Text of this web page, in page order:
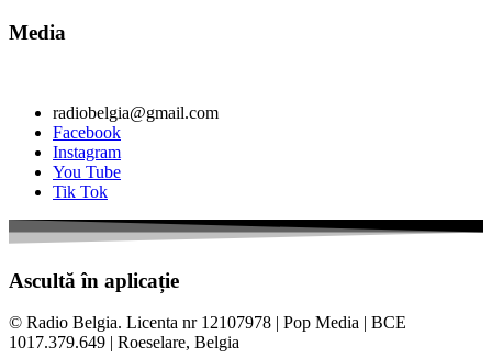
Media
radiobelgia@gmail.com
Facebook
Instagram
You Tube
Tik Tok
Ascultă în aplicație
© Radio Belgia. Licenta nr 12107978 | Pop Media | BCE
1017.379.649 | Roeselare, Belgia